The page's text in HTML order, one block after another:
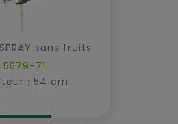
SPRAY sans fruits
5579-71
: 54 cm